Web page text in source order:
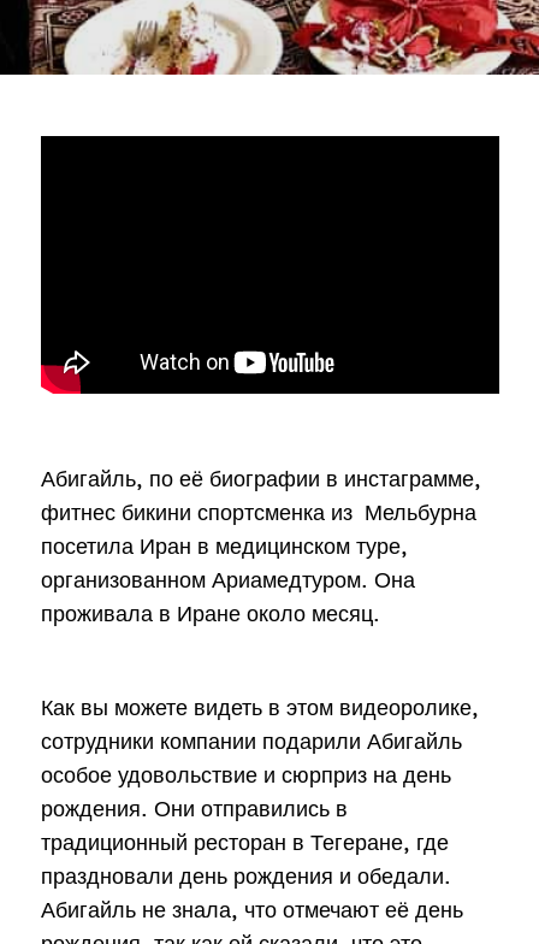
Абигайль, по её биографии в инстаграмме,
фитнес бикини спортсменка из Мельбурна
посетила Иран в медицинском туре,
организованном Ариамедтуром. Она
проживала в Иране около месяц.
Как вы можете видеть в этом видеоролике,
сотрудники компании подарили Абигайль
особое удовольствие и сюрприз на день
рождения. Они отправились в
традиционный ресторан в Тегеране, где
праздновали день рождения и обедали.
Абигайль не знала, что отмечают её день